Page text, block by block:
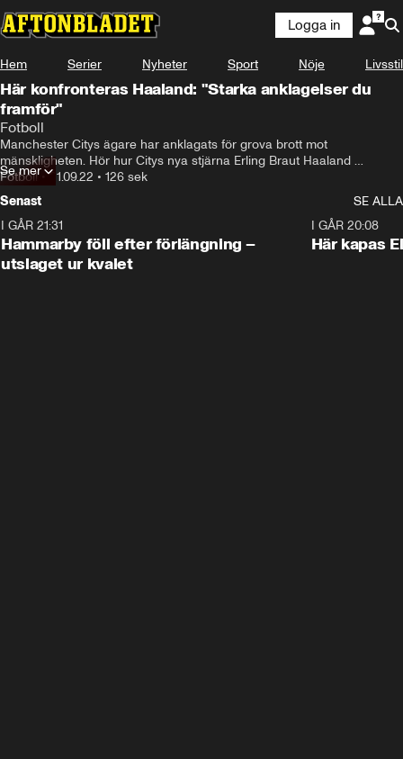
Logga in
Hem Serier Nyheter Sport Nöje Livsstil
Här konfronteras Haaland: "Starka anklagelser du
framför"
Fotboll
Manchester Citys ägare har anklagats för grova brott mot
mänskligheten. Hör hur Citys nya stjärna Erling Braut Haaland
kommenterar anklagelserna.
Fotboll•21.09.22 • 126 sek
Se mer
Senast
SE ALLA
I GÅR 21:31
Hammarby föll efter förlängning –
utslaget ur kvalet
I GÅR 20:08
Här kapas